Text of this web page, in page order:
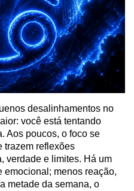
desalinhamentos no
você está tentando
Aos poucos, o foco se
trazem reflexões
verdade e limites. Há um
emocional; menos reação,
metade da semana, o